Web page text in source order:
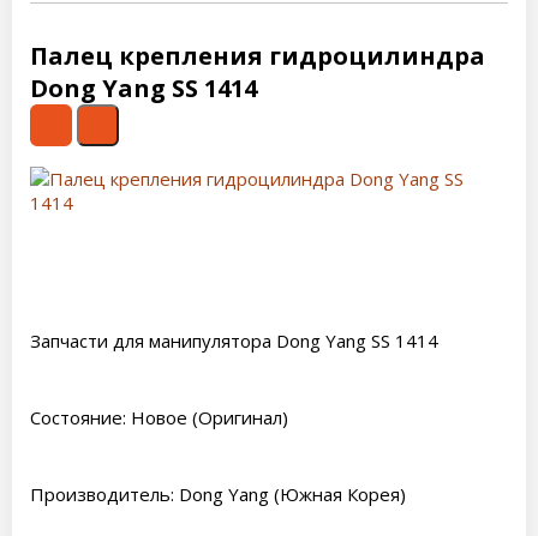
Палец крепления гидроцилиндра
Dong Yang SS 1414
Запчасти для манипулятора Dong Yang SS 1414
Состояние: Новое (Оригинал)
Производитель: Dong Yang (Южная Корея)